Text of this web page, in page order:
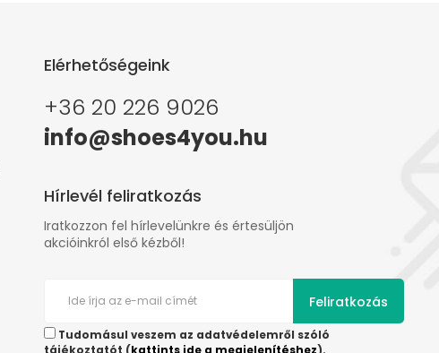
Elérhetőségeink
+36 20 226 9026
info@shoes4you.hu
Hírlevél feliratkozás
Iratkozzon fel hírlevelünkre és értesüljön
akcióinkról első kézből!
Feliratkozás
Tudomásul veszem az adatvédelemről szóló